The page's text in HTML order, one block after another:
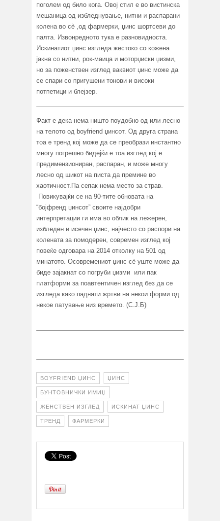
поголем од било кога. Овој стил е во вистинска
мешаница од избледнување, нитни и распарани
колена во сè ,од фармерки, џинс шортсеви до
палта. Извонредното тука е разновидноста.
Искинатиот џинс изгледа жестоко со кожена
јакна со нитни, рок-маица и моторџиски џизми,
но за поженствен изглед ваквиот џинс може да
се спари со пригушени тонови и високи
потпетици и блејзер.
Факт е дека нема ништо поудобно од или лесно
на телото од boyfriend џинсот. Од друга страна
тоа е тренд кој може да се преобрази инстантно
многу погрешно бидејќи е тоа изглед кој е
предимензиониран, распаран, и може многу
лесно од шикот на писта да премине во
хаотичност.Па сепак нема место за страв.
Повикувајќи се на 90-тите обновата на
“бојфренд џинсот” своите најдобри
интерпретации ги има во облик на лежерен,
избледен и исечен џинс, најчесто со распори на
колената за помодерен, современ изглед кој
повеќе одговара на 2014 отколку на 501 од
минатото. Осовремениот џинс сè уште може да
биде зајакнат со погруби џизми или пак
платформи за поавтентичен изглед без да се
изгледа како паднати жртви на некои форми од
некое патување низ времето. (С.Ј.Б)
BOYFRIEND ЏИНС ЏИНС
БУНТОВНИЧКИ ИМИЏ
ЖЕНСТВЕН ИЗГЛЕД ИСКИНАТ ЏИНС
ТРЕНД ФАРМЕРКИ